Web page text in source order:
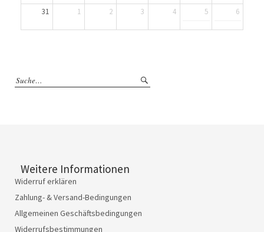
31 1 2 3 4 5 6
Weitere Informationen
Widerruf erklären
Zahlung- & Versand-Bedingungen
Allgemeinen Geschäftsbedingungen
Widerrufsbestimmungen